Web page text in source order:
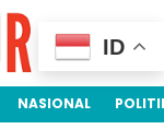
NASIONAL
ID